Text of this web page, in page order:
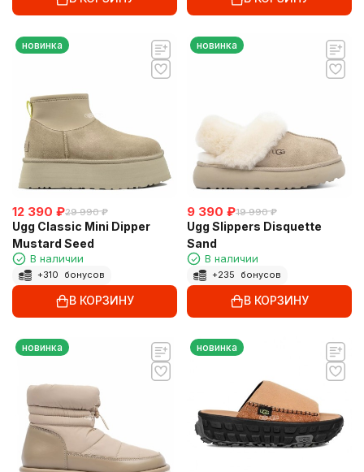
новинка
12 390 ₽29 990 ₽
Ugg Classic Mini Dipper
Mustard Seed
В наличии
+310 бонусов
В КОРЗИНУ
новинка
9 390 ₽19 990 ₽
Ugg Slippers Disquette
Sand
В наличии
+235 бонусов
В КОРЗИНУ
новинка новинка